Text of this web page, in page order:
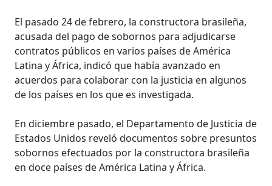
El pasado 24 de febrero, la constructora brasileña,
acusada del pago de sobornos para adjudicarse
contratos públicos en varios países de América
Latina y África, indicó que había avanzado en
acuerdos para colaborar con la justicia en algunos
de los países en los que es investigada.
En diciembre pasado, el Departamento de Justicia de
Estados Unidos reveló documentos sobre presuntos
sobornos efectuados por la constructora brasileña
en doce países de América Latina y África.